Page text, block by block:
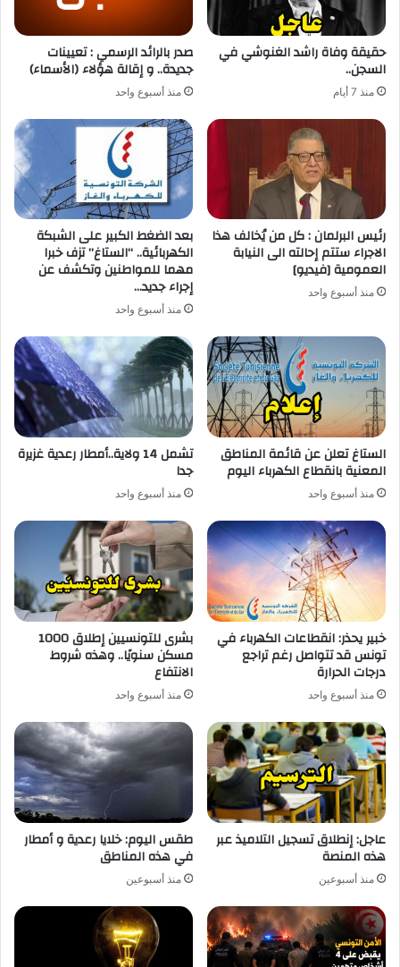
حقيقة وفاة راشد الغنوشي في
السجن..
منذ 7 أيام
صدر بالرائد الرسمي : تعيينات
جديدة.. و إقالة هؤلاء (الأسماء)
منذ أسبوع واحد
رئيس البرلمان : كل من يُخالف هذا
الاجراء ستتم إحالته الى النيابة
العمومية [فيديو]
منذ أسبوع واحد
بعد الضغط الكبير على الشبكة
الكهربائية.. “الستاغ” تزف خبرا
مهما للمواطنين وتكشف عن
إجراء جديد…
منذ أسبوع واحد
الستاغ تعلن عن قائمة المناطق
المعنية بانقطاع الكهرباء اليوم
منذ أسبوع واحد
تشمل 14 ولاية..أمطار رعدية غزيرة
جدا
منذ أسبوع واحد
خبير يحذر: انقطاعات الكهرباء في
تونس قد تتواصل رغم تراجع
درجات الحرارة
منذ أسبوع واحد
بشرى للتونسيين إطلاق 1000
مسكن سنويًا.. وهذه شروط
الانتفاع
منذ أسبوع واحد
عاجل: إنطلاق تسجيل التلاميذ عبر
هذه المنصة
منذ أسبوعين
طقس اليوم: خلايا رعدية و أمطار
في هذه المناطق
منذ أسبوعين